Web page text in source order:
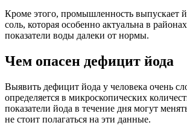
Кроме этого, промышленность выпускает
соль, которая особенно актуальна в
показатели воды далеки от нормы.
Чем опасен дефицит йода
Выявить дефицит йода у человека очень
определяется в микроскопических
показатели йода в течение дня могут
не стоит полагаться на эти данные.